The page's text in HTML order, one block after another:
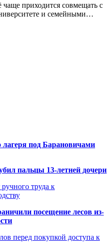
приходится совмещать с
и семейными…
лагеря под Барановичами
пальцы 13-летней дочери
труда к
посещение лесов из-
перед покупкой доступа к